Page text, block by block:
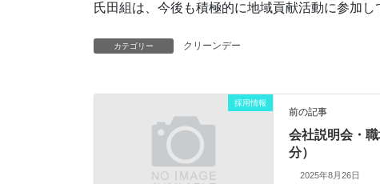
氏田組は、今後も積極的に地域貢献活動に参加し
カテゴリー クリーンデー
採用情報
前の記事
会社説明会・
分）
2025年8月26日